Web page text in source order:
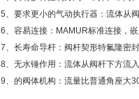
5、要求更小的气动执行器：流体从
6、容易连接：MAMUR标准连接，
7、长寿命导杆：阀杆契形特氟隆密
8、无水锤作用：流体从阀杆下方流
9、的阀体机构：流量比普通角座大